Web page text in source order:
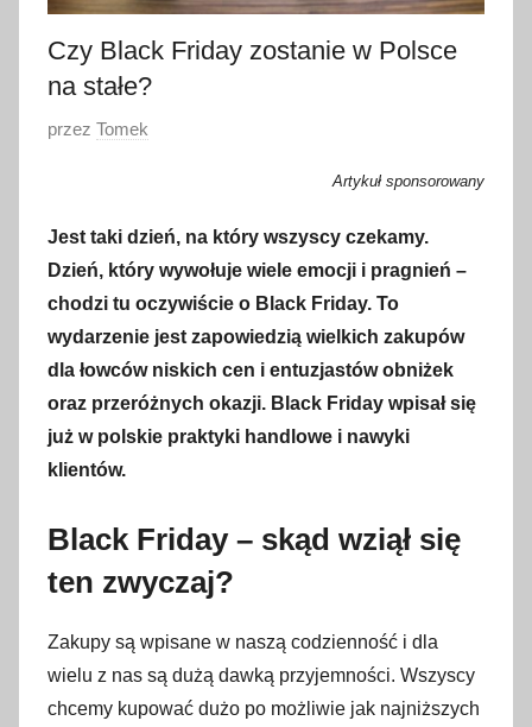
Czy Black Friday zostanie w Polsce
na stałe?
O
i
k
o
w
a
n
o
1
i
t
o
p
przez Tomek
Artykuł sponsorowany
Jest taki dzień, na który wszyscy czekamy.
Dzień, który wywołuje wiele emocji i pragnień –
chodzi tu oczywiście o Black Friday. To
wydarzenie jest zapowiedzią wielkich zakupów
dla łowców niskich cen i entuzjastów obniżek
oraz przeróżnych okazji. Black Friday wpisał się
już w polskie praktyki handlowe i nawyki
klientów.
Black Friday – skąd wziął się
ten zwyczaj?
Zakupy są wpisane w naszą codzienność i dla
wielu z nas są dużą dawką przyjemności. Wszyscy
chcemy kupować dużo po możliwie jak najniższych